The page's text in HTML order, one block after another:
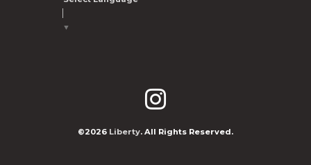
▼
©2026 Liberty. All Rights Reserved.